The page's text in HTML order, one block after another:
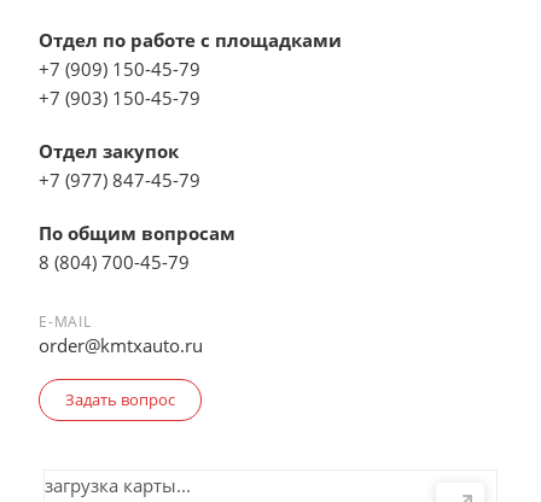
Отдел по работе с площадками
+7 (909) 150-45-79
+7 (903) 150-45-79
Отдел закупок
+7 (977) 847-45-79
По общим вопросам
8 (804) 700-45-79
E-MAIL
order@kmtxauto.ru
Задать вопрос
загрузка карты...